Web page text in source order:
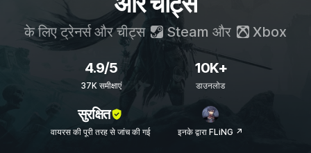
के लिए ट्रेनर्स और चीट्स Steam और Xbox
4.9/5
37K समीक्षाएं
10K+
डाउनलोड
सुरक्षित
वायरस की पूरी तरह से जांच की गई इनके द्वारा FLiNG ↗